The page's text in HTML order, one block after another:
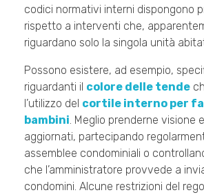
codici normativi interni dispongono
rispetto a interventi che,
riguardano solo la singola unità
Possono esistere, ad esempio,
riguardanti il colore delle tende
l’utilizzo del cortile interno per
bambini . Meglio prenderne visione
aggiornati, partecipando
assemblee condominiali o
che l’amministratore provvede a
condomini. Alcune restrizioni del